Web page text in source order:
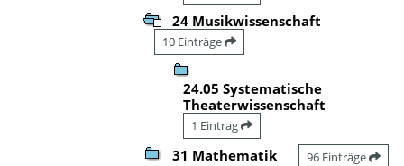
24 Musikwissenschaft
10 Einträge
24.05 Systematische
Theaterwissenschaft
1 Eintrag
31 Mathematik 96 Einträge